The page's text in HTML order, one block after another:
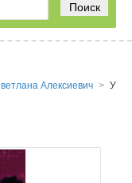
Поиск
Алексиевич У